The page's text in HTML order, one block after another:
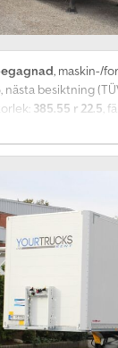
, maskin-/
, nästa besiktning
385.55 r 22.5,
med bakdörrar
Srl, Parma. Dedpfx